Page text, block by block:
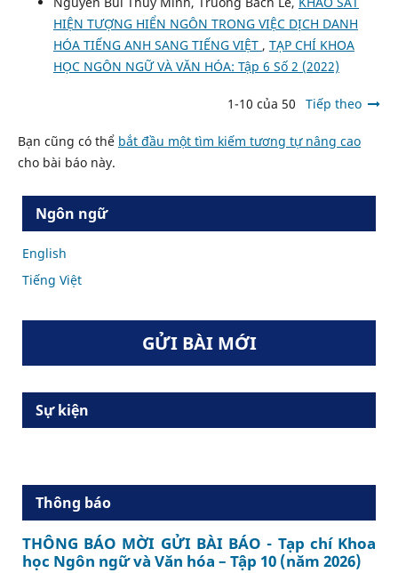
HIỆN TƯỢNG HIỂN NGÔN TRONG VIỆC DỊCH DANH
HÓA TIẾNG ANH SANG TIẾNG VIỆT , TẠP CHÍ KHOA
HỌC NGÔN NGỮ VÀ VĂN HÓA: Tập 6 Số 2 (2022)
1-10 của 50 Tiếp theo
Bạn cũng có thể bắt đầu một tìm kiếm tương tự nâng cao
cho bài báo này.
Ngôn ngữ
English
Tiếng Việt
GỬI BÀI MỚI
Sự kiện
Thông báo
THÔNG BÁO MỜI GỬI BÀI BÁO - Tạp chí Khoa
học Ngôn ngữ và Văn hóa – Tập 10 (năm 2026)